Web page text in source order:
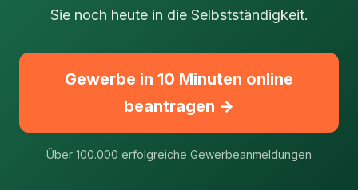
Sie noch heute in die Selbstständigkeit.
Gewerbe in 10 Minuten online
beantragen →
Über 100.000 erfolgreiche Gewerbeanmeldungen